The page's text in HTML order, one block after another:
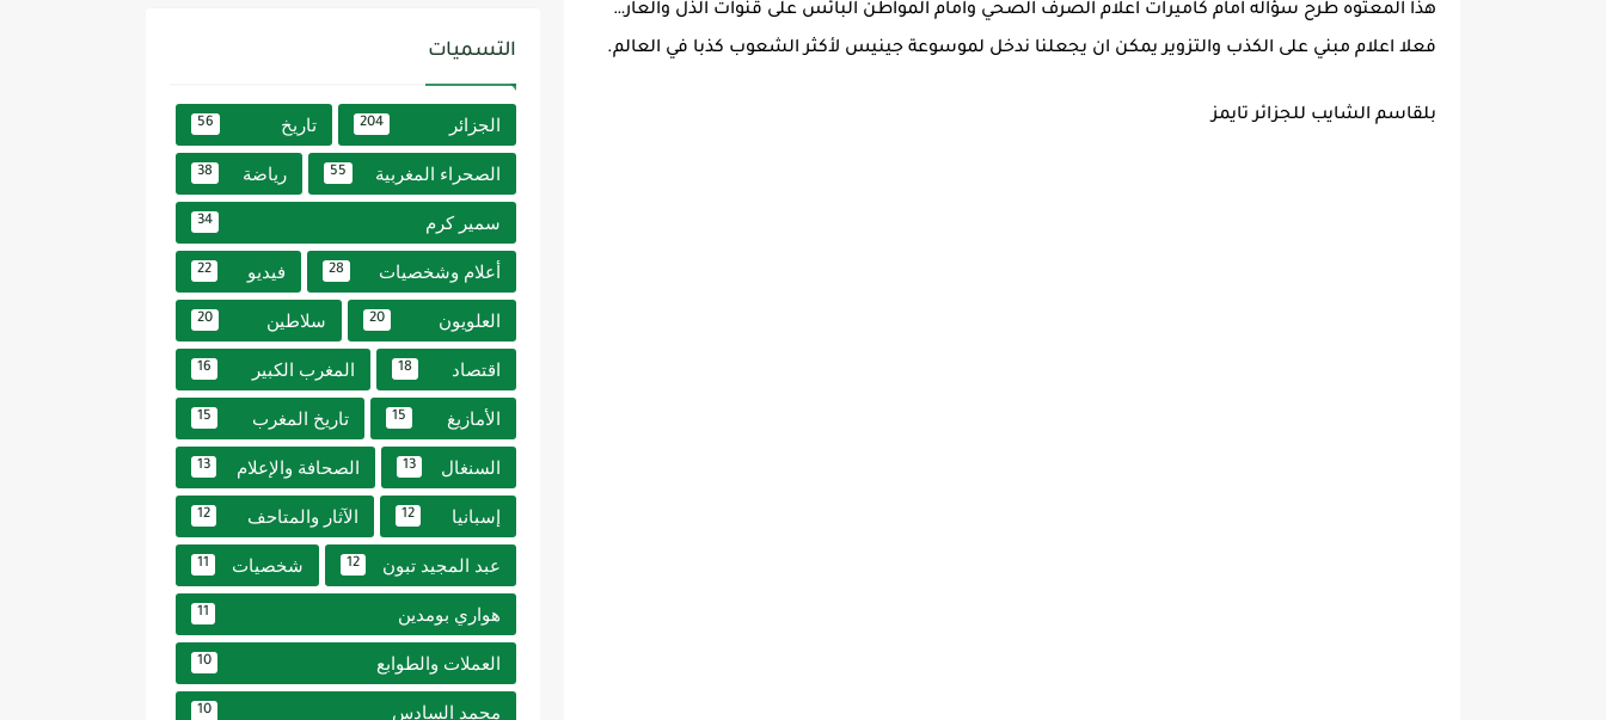
هذا المعتوه طرح سؤاله امام كاميرات اعلام الصرف الصحي وامام المواطن البائس على قنوات الذل والعار…
فعلا اعلام مبني على الكذب والتزوير يمكن ان يجعلنا ندخل لموسوعة جينيس لأكثر الشعوب كذبا في العالم.
بلقاسم الشايب للجزائر تايمز
التسميات
الجزائر 204 تاريخ 56
الصحراء المغربية 55 رياضة 38
سمير كرم 34
أعلام وشخصيات 28 فيديو 22
العلويون 20 سلاطين 20
اقتصاد 18 المغرب الكبير 16
الأمازيغ 15 تاريخ المغرب 15
السنغال 13 الصحافة والإعلام 13
إسبانيا 12 الآثار والمتاحف 12
عبد المجيد تبون 12 شخصيات 11
هواري بومدين 11
العملات والطوابع 10
محمد السادس 10